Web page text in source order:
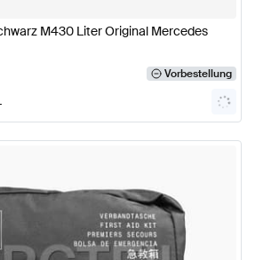
M430 Liter Original Mercedes
Vorbestellung